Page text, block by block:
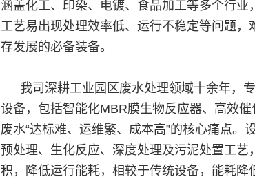
涵盖化工、印染、电镀、食品加工等多个行
工艺易出现处理效率低、运行不稳定等问题
存发展的必备装备。
我司深耕工业园区废水处理领域十余年，
设备，包括智能化MBR膜生物反应器、高效
废水“达标难、运维繁、成本高”的核心痛点
预处理、生化反应、深度处理及污泥处置工
积，降低运行能耗，相较于传统设备，能耗降